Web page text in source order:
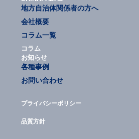
地方自治体関係者の方へ
会社概要
コラム一覧
コラム
お知らせ
各種事例
お問い合わせ
プライバシーポリシー
品質方針